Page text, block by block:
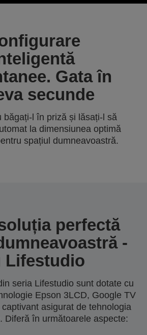
Gata în
secunde
băgați-l în priză și lăsați-l să
la dimensiunea optimă
spațiul dumneavoastră.
perfectă
-
Lifestudio
seria Lifestudio sunt dotate cu
Epson 3LCD, Google TV
asigurat de tehnologia
Diferă în următoarele aspecte: